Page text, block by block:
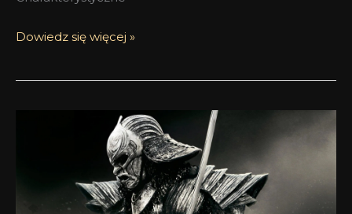
Dowiedz się więcej »
odnaleziony